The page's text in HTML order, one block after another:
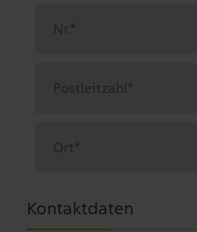
Kontaktdaten